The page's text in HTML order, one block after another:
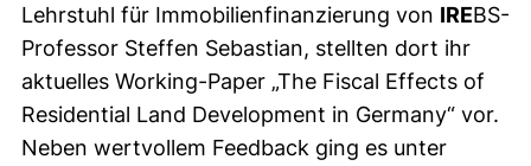
Lehrstuhl für Immobilienfinanzierung von IREBS-
Professor Steffen Sebastian, stellten dort ihr
aktuelles Working-Paper „The Fiscal Effects of
Residential Land Development in Germany“ vor.
Neben wertvollem Feedback ging es unter